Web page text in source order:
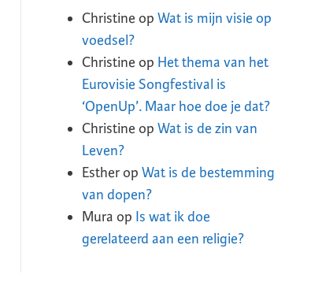
Christine op Wat is mijn visie op
voedsel?
Christine op Het thema van het
Eurovisie Songfestival is
‘OpenUp’. Maar hoe doe je dat?
Christine op Wat is de zin van
Leven?
Estherop Wat is de bestemming
van dopen?
Mura op Is wat ik doe
gerelateerd aan een religie?